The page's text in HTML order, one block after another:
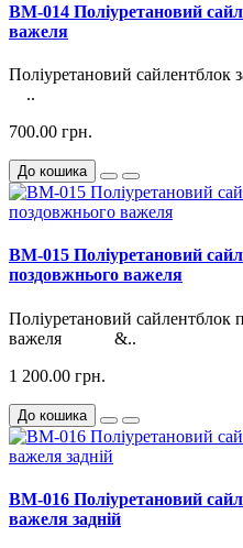
BM-014 Поліуретановий
важеля
Поліуретановий
..
700.00 грн.
До кошика
BM-015 Поліуретановий
поздовжнього важеля
Поліуретановий сайлентблок
важеля &..
1 200.00 грн.
До кошика
BM-016 Поліуретановий
важеля задній